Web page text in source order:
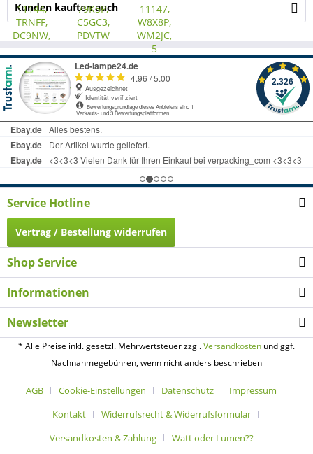
Kunden kauften auch
Service Hotline
Vertrag / Bestellung widerrufen
Shop Service
Informationen
Newsletter
* Alle Preise inkl. gesetzl. Mehrwertsteuer zzgl.Versandkosten und ggf.
Nachnahmegebühren, wenn nicht anders beschrieben
AGB Cookie-Einstellungen Datenschutz
Impressum
Kontakt
Widerrufsrecht & Widerrufsformular
Versandkosten & Zahlung
Watt oder Lumen??